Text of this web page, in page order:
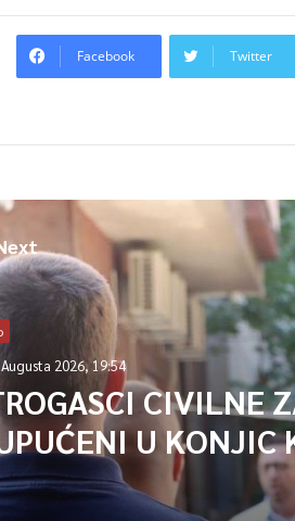
Facebook Twitter
2026, 19:54
CIVILNE
U KONJIC
U GAŠENJU